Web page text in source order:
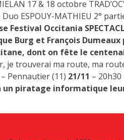
17 & 18 octobre
ESPOUY-MATHIEU 2°
Festival Occitania
Burg et François
dont on fête le
je trouverai ma route, ma
Pennautier (11) 21/11 –
un piratage informatique